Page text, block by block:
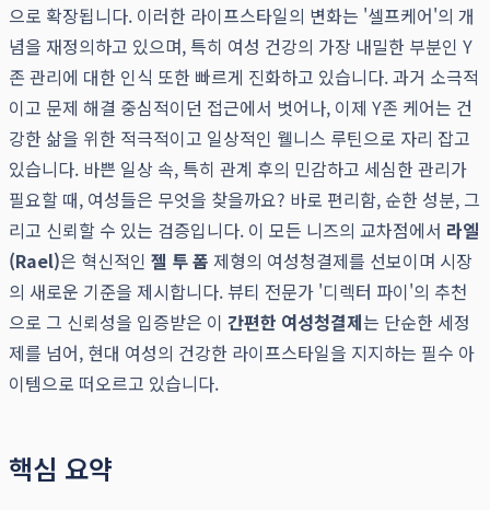
으로 확장됩니다. 이러한 라이프스타일의 변화는 '셀프케어'의 개
념을 재정의하고 있으며, 특히 여성 건강의 가장 내밀한 부분인 Y
존 관리에 대한 인식 또한 빠르게 진화하고 있습니다. 과거 소극적
이고 문제 해결 중심적이던 접근에서 벗어나, 이제 Y존 케어는 건
강한 삶을 위한 적극적이고 일상적인 웰니스 루틴으로 자리 잡고
있습니다. 바쁜 일상 속, 특히 관계 후의 민감하고 세심한 관리가
필요할 때, 여성들은 무엇을 찾을까요? 바로 편리함, 순한 성분, 그
리고 신뢰할 수 있는 검증입니다. 이 모든 니즈의 교차점에서 라엘
(Rael)은 혁신적인 젤 투 폼 제형의 여성청결제를 선보이며 시장
의 새로운 기준을 제시합니다. 뷰티 전문가 '디렉터 파이'의 추천
으로 그 신뢰성을 입증받은 이 간편한 여성청결제는 단순한 세정
제를 넘어, 현대 여성의 건강한 라이프스타일을 지지하는 필수 아
이템으로 떠오르고 있습니다.
핵심 요약